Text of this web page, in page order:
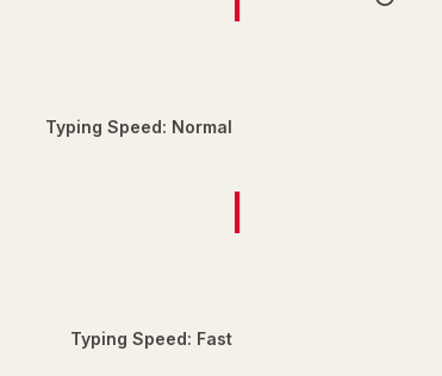
Typing Speed: Normal
|
Typing Speed: Fast